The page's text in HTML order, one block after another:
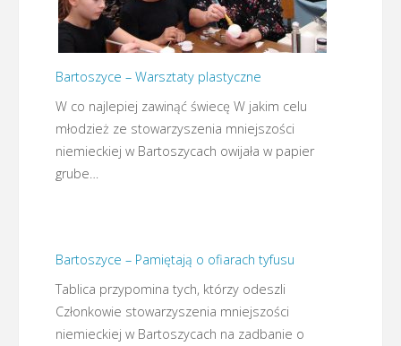
Bartoszyce – Warsztaty plastyczne
W co najlepiej zawinąć świecę W jakim celu
młodzież ze stowarzyszenia mniejszości
niemieckiej w Bartoszycach owijała w papier
grube…
Bartoszyce – Pamiętają o ofiarach tyfusu
Tablica przypomina tych, którzy odeszli
Członkowie stowarzyszenia mniejszości
niemieckiej w Bartoszycach na zadbanie o